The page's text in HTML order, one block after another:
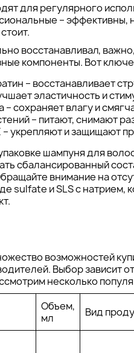
для регулярного
– эффективны,
восстанавливал,
компоненты. Вот
– восстанавливает
эластичность и
– сохраняет влагу и
– питают, снимают
– укрепляют и защищают
шампуня для
сбалансированный
внимание на
sulfate и SLS с натрием,
возможностей
Выбор зависит
несколько
Объем,
мл
Вид